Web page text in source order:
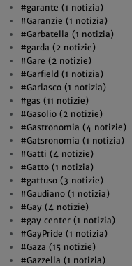
#garante (1 notizia)
#Garanzie (1 notizia)
#Garbatella (1 notizia)
#garda (2 notizie)
#Gare (2 notizie)
#Garfield (1 notizia)
#Garlasco (1 notizia)
#gas (11 notizie)
#Gasolio (2 notizie)
#Gastronomia (4 notizie)
#Gatsronomia (1 notizia)
#Gatti (4 notizie)
#Gatto (1 notizia)
#gattuso (3 notizie)
#Gaudiano (1 notizia)
#Gay (4 notizie)
#gay center (1 notizia)
#GayPride (1 notizia)
#Gaza (15 notizie)
#Gazzella (1 notizia)